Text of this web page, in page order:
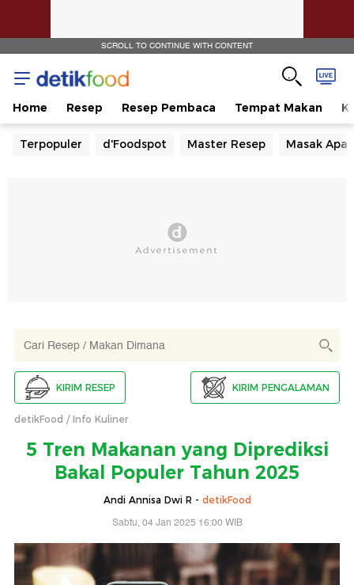
SCROLL TO CONTINUE WITH CONTENT
Home Resep Resep Pembaca Tempat Makan
Terpopuler d'Foodspot Master Resep Masak Apa
KIRIM RESEP KIRIM PENGALAMAN
detikFood Info Kuliner
5 Tren Makanan yang Diprediksi
Bakal Populer Tahun 2025
Andi Annisa Dwi R - detikFood
Sabtu, 04 Jan 2025 16:00 WIB